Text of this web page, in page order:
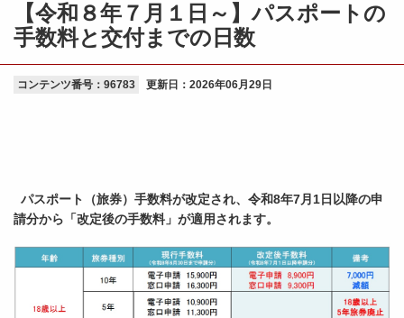
【令和８年７月１日～】パスポートの
手数料と交付までの日数
コンテンツ番号：96783 更新日： 2026年06月29日
パスポート（旅券）手数料が改定され、令和8年7月1日以降の申
請分から「改定後の手数料」が適用されます。